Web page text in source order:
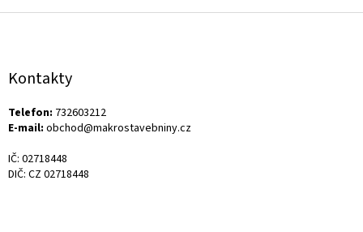
Kontakty
Telefon: 732603212
E-mail: obchod@makrostavebniny.cz
IČ: 02718448
DIČ: CZ 02718448